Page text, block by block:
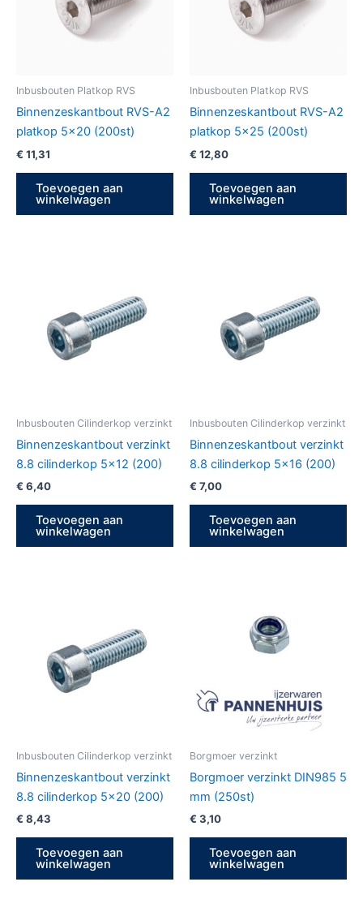
Inbusbouten Platkop RVS
Binnenzeskantbout RVS-A2
platkop 5×20 (200st)
€ 11,31
Toevoegen aan
winkelwagen
Inbusbouten Platkop RVS
Binnenzeskantbout RVS-A2
platkop 5×25 (200st)
€ 12,80
Toevoegen aan
winkelwagen
Inbusbouten Cilinderkop verzinkt
Binnenzeskantbout verzinkt
8.8 cilinderkop 5×12 (200)
€ 6,40
Toevoegen aan
winkelwagen
Inbusbouten Cilinderkop verzinkt
Binnenzeskantbout verzinkt
8.8 cilinderkop 5×16 (200)
€ 7,00
Toevoegen aan
winkelwagen
Inbusbouten Cilinderkop verzinkt
Binnenzeskantbout verzinkt
8.8 cilinderkop 5×20 (200)
€ 8,43
Toevoegen aan
winkelwagen
Borgmoer verzinkt
Borgmoer verzinkt DIN985 5
mm (250st)
€ 3,10
Toevoegen aan
winkelwagen